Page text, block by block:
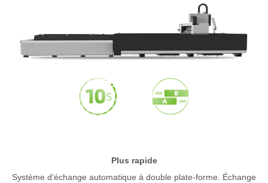
Plus rapide
Système d'échange automatique à double plate-forme. Échange